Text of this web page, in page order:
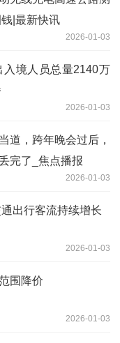
|最新快讯
2026-01-03
境人员总量2140万
2026-01-03
道，跨年晚会过后，
完了_焦点播报
2026-01-03
出行客流持续增长
2026-01-03
围降价
2026-01-03